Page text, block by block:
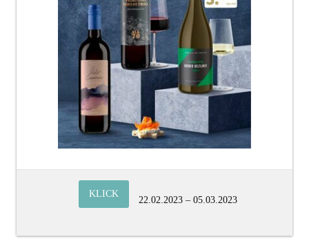
KLICK
22.02.2023 – 05.03.2023